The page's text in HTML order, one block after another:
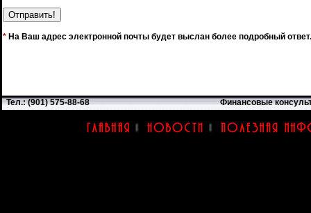
* На Ваш адрес электронной почты будет выслан более подробный ответ.
Тел.: (901) 575-88-68 Финансовые